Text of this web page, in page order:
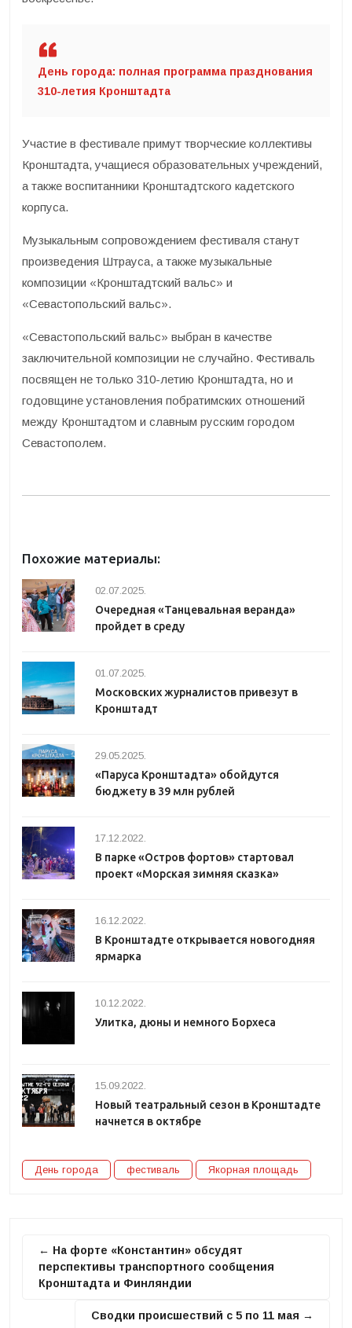
День города: полная программа празднования
310-летия Кронштадта
Участие в фестивале примут творческие коллективы
Кронштадта, учащиеся образовательных учреждений,
а также воспитанники Кронштадтского кадетского
корпуса.
Музыкальным сопровождением фестиваля станут
произведения Штрауса, а также музыкальные
композиции «Кронштадтский вальс» и
«Севастопольский вальс».
«Севастопольский вальс» выбран в качестве
заключительной композиции не случайно. Фестиваль
посвящен не только 310-летию Кронштадта, но и
годовщине установления побратимских отношений
между Кронштадтом и славным русским городом
Севастополем.
Похожие материалы:
02.07.2025.
Очередная «Танцевальная веранда»
пройдет в среду
01.07.2025.
Московских журналистов привезут в
Кронштадт
29.05.2025.
«Паруса Кронштадта» обойдутся
бюджету в 39 млн рублей
17.12.2022.
В парке «Остров фортов» стартовал
проект «Морская зимняя сказка»
16.12.2022.
В Кронштадте открывается новогодняя
ярмарка
10.12.2022.
Улитка, дюны и немного Борхеса
15.09.2022.
Новый театральный сезон в Кронштадте
начнется в октябре
День города фестиваль Якорная площадь
← На форте «Константин» обсудят
перспективы транспортного сообщения
Кронштадта и Финляндии
Сводки происшествий с 5 по 11 мая →